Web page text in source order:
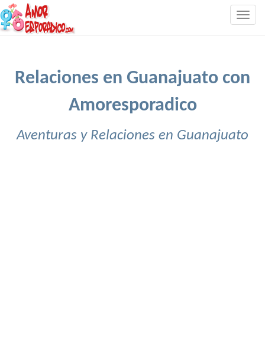
Relaciones en Guanajuato con
Amoresporadico
Aventuras y Relaciones en Guanajuato